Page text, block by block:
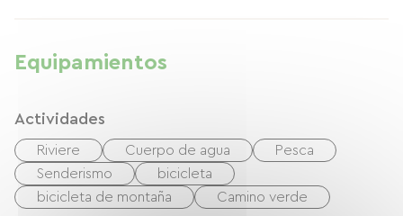
Equipamientos
Actividades
Riviere Cuerpo de agua
Pesca
Senderismo
bicicleta
bicicleta de montaña
Camino verde